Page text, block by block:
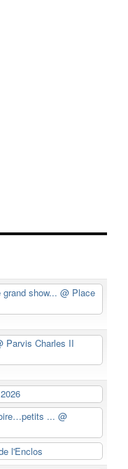
show... @ Place
Parvis Charles II
... @
l'Enclos